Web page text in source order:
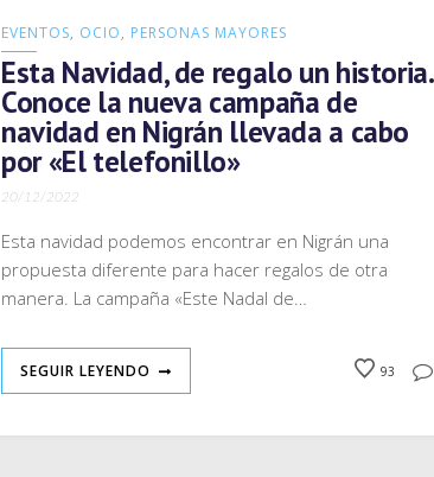
EVENTOS, OCIO, PERSONAS MAYORES
Esta Navidad, de regalo un historia.
Conoce la nueva campaña de
navidad en Nigrán llevada a cabo
por «El telefonillo»
20/12/2022
Esta navidad podemos encontrar en Nigrán una
propuesta diferente para hacer regalos de otra
manera. La campaña «Este Nadal de…
SEGUIR LEYENDO 93